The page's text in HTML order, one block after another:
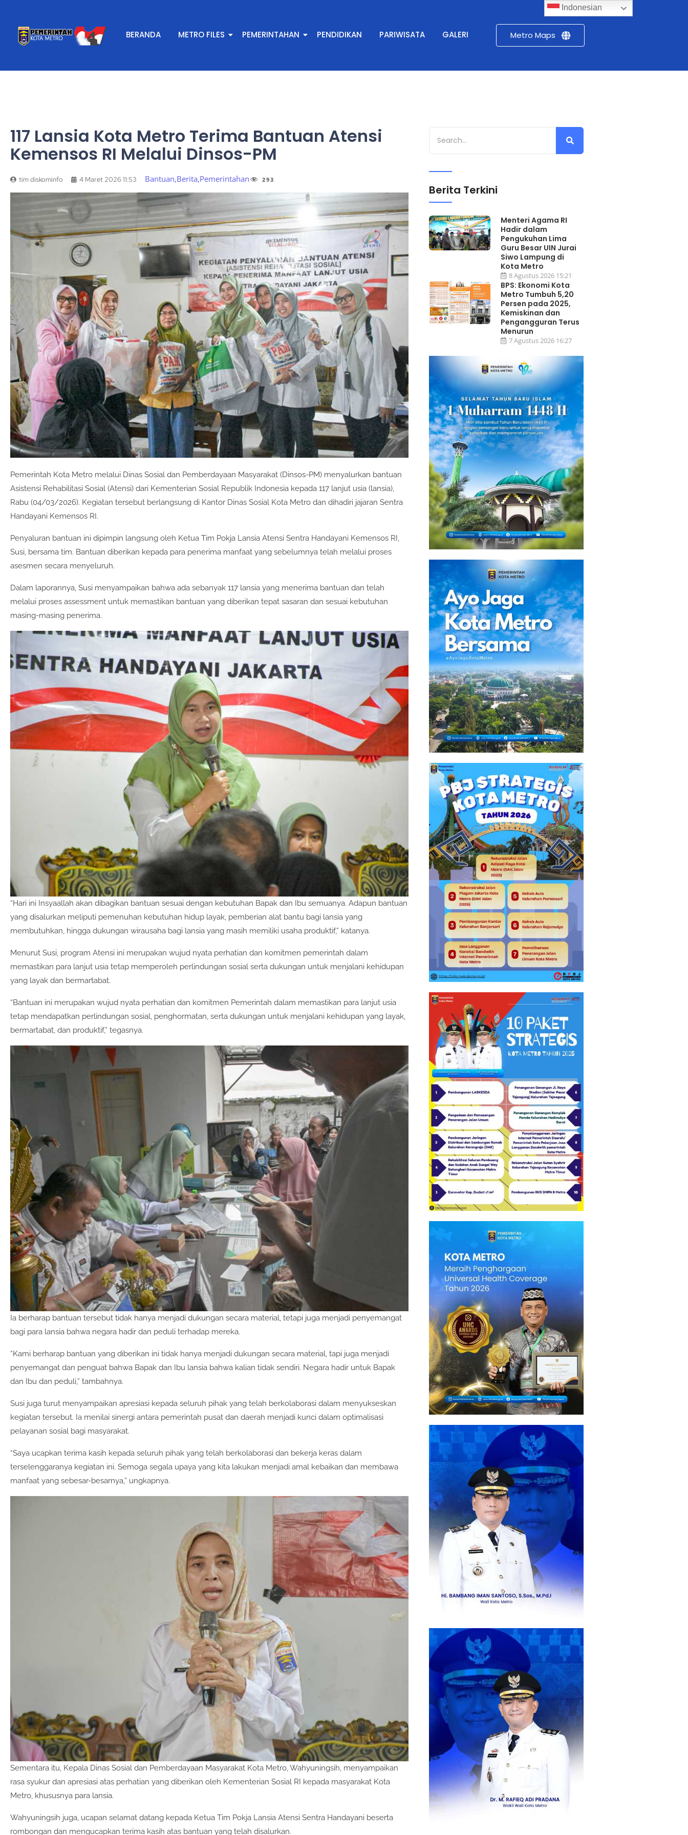
BERANDA METRO FILES PEMERINTAHAN PENDIDIKAN PARIWISATA GALERI Metro Maps
117 Lansia Kota Metro Terima Bantuan Atensi
Kemensos RI Melalui Dinsos-PM
tim diskominfo 4 Maret 2026 11:53 Bantuan,Berita,Pemerintahan 293
Pemerintah Kota Metro melalui Dinas Sosial dan Pemberdayaan Masyarakat (Dinsos-PM) menyalurkan bantuan
Asistensi Rehabilitasi Sosial (Atensi) dari Kementerian Sosial Republik Indonesia kepada 117 lanjut usia (lansia),
Rabu (04/03/2026). Kegiatan tersebut berlangsung di Kantor Dinas Sosial Kota Metro dan dihadiri jajaran Sentra
Handayani Kemensos RI.
Penyaluran bantuan ini dipimpin langsung oleh Ketua Tim Pokja Lansia Atensi Sentra Handayani Kemensos RI,
Susi, bersama tim. Bantuan diberikan kepada para penerima manfaat yang sebelumnya telah melalui proses
asesmen secara menyeluruh.
Dalam laporannya, Susi menyampaikan bahwa ada sebanyak 117 lansia yang menerima bantuan dan telah
melalui proses assessment untuk memastikan bantuan yang diberikan tepat sasaran dan sesuai kebutuhan
masing-masing penerima.
“Hari ini Insyaallah akan dibagikan bantuan sesuai dengan kebutuhan Bapak dan Ibu semuanya. Adapun bantuan
yang disalurkan meliputi pemenuhan kebutuhan hidup layak, pemberian alat bantu bagi lansia yang
membutuhkan, hingga dukungan wirausaha bagi lansia yang masih memiliki usaha produktif,” katanya.
Menurut Susi, program Atensi ini merupakan wujud nyata perhatian dan komitmen pemerintah dalam
memastikan para lanjut usia tetap memperoleh perlindungan sosial serta dukungan untuk menjalani kehidupan
yang layak dan bermartabat.
“Bantuan ini merupakan wujud nyata perhatian dan komitmen Pemerintah dalam memastikan para lanjut usia
tetap mendapatkan perlindungan sosial, penghormatan, serta dukungan untuk menjalani kehidupan yang layak,
bermartabat, dan produktif,” tegasnya.
Ia berharap bantuan tersebut tidak hanya menjadi dukungan secara material, tetapi juga menjadi penyemangat
bagi para lansia bahwa negara hadir dan peduli terhadap mereka.
“Kami berharap bantuan yang diberikan ini tidak hanya menjadi dukungan secara material, tapi juga menjadi
penyemangat dan penguat bahwa Bapak dan Ibu lansia bahwa kalian tidak sendiri. Negara hadir untuk Bapak
dan Ibu dan peduli,” tambahnya.
Susi juga turut menyampaikan apresiasi kepada seluruh pihak yang telah berkolaborasi dalam menyukseskan
kegiatan tersebut. Ia menilai sinergi antara pemerintah pusat dan daerah menjadi kunci dalam optimalisasi
pelayanan sosial bagi masyarakat.
“Saya ucapkan terima kasih kepada seluruh pihak yang telah berkolaborasi dan bekerja keras dalam
terselenggaranya kegiatan ini. Semoga segala upaya yang kita lakukan menjadi amal kebaikan dan membawa
manfaat yang sebesar-besarnya,” ungkapnya.
Sementara itu, Kepala Dinas Sosial dan Pemberdayaan Masyarakat Kota Metro, Wahyuningsih, menyampaikan
rasa syukur dan apresiasi atas perhatian yang diberikan oleh Kementerian Sosial RI kepada masyarakat Kota
Metro, khususnya para lansia.
Wahyuningsih juga, ucapan selamat datang kepada Ketua Tim Pokja Lansia Atensi Sentra Handayani beserta
rombongan dan mengucapkan terima kasih atas bantuan yang telah disalurkan.
Berita Terkini
Menteri Agama RI
Hadir dalam
Pengukuhan Lima
Guru Besar UIN Jurai
Siwo Lampung di
Kota Metro
8 Agustus 2026 15:21
BPS: Ekonomi Kota
Metro Tumbuh 5,20
Persen pada 2025,
Kemiskinan dan
Pengangguran Terus
Menurun
7 Agustus 2026 16:27
Indonesian